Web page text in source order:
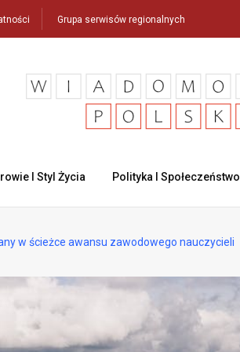
Grupa serwisów regionalnych
I Styl Życia Polityka I Społeczeństwo
w ścieżce awansu zawodowego nauczycieli